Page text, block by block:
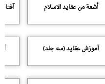
أشعة من عقاید الاسلام
آموزش عقاید (سه جلد)